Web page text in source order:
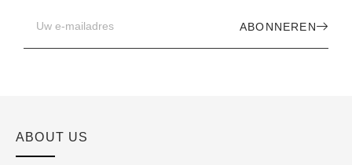
ABONNEREN
ABOUT US